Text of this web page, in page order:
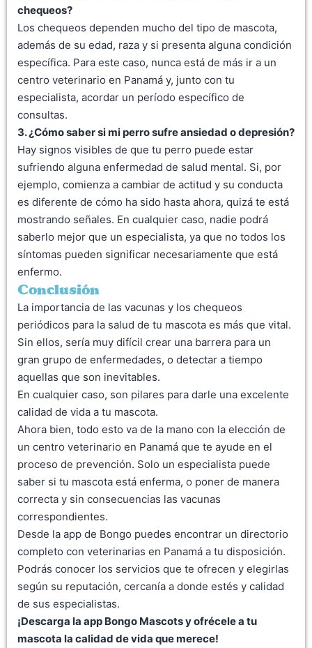
chequeos?
Los chequeos dependen mucho del tipo de mascota,
además de su edad, raza y si presenta alguna condición
específica. Para este caso, nunca está de más ir a un
centro veterinario en Panamá y, junto con tu
especialista, acordar un período específico de
consultas.
3. ¿Cómo saber si mi perro sufre ansiedad o depresión?
Hay signos visibles de que tu perro puede estar
sufriendo alguna enfermedad de salud mental. Si, por
ejemplo, comienza a cambiar de actitud y su conducta
es diferente de cómo ha sido hasta ahora, quizá te está
mostrando señales. En cualquier caso, nadie podrá
saberlo mejor que un especialista, ya que no todos los
síntomas pueden significar necesariamente que está
enfermo.
Conclusión
La importancia de las vacunas y los chequeos
periódicos para la salud de tu mascota es más que vital.
Sin ellos, sería muy difícil crear una barrera para un
gran grupo de enfermedades, o detectar a tiempo
aquellas que son inevitables.
En cualquier caso, son pilares para darle una excelente
calidad de vida a tu mascota.
Ahora bien, todo esto va de la mano con la elección de
un centro veterinario en Panamá que te ayude en el
proceso de prevención. Solo un especialista puede
saber si tu mascota está enferma, o poner de manera
correcta y sin consecuencias las vacunas
correspondientes.
Desde la app de Bongo puedes encontrar un directorio
completo con veterinarias en Panamá a tu disposición.
Podrás conocer los servicios que te ofrecen y elegirlas
según su reputación, cercanía a donde estés y calidad
de sus especialistas.
¡Descarga la app Bongo Mascots y ofrécele a tu
mascota la calidad de vida que merece!